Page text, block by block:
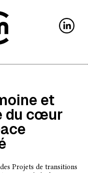
et
du cœur
Projets de transitions